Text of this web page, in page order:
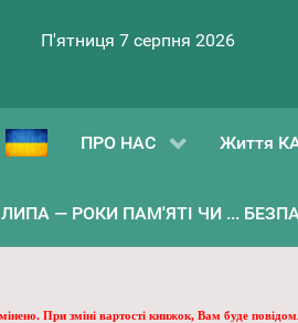
П'ятниця 7 серпня 2026
ПРО НАС Життя
ЛИПА — РОКИ ПАМ'ЯТІ ЧИ ...
При зміні вартості книжок, Вам буде